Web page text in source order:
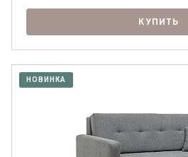
КУПИТЬ
НОВИНКА